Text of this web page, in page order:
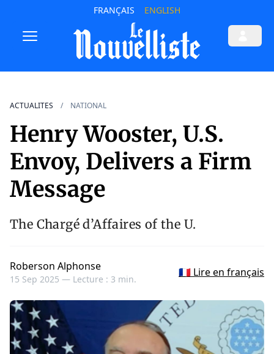
FRANÇAIS ENGLISH
ACTUALITES NATIONAL
Henry Wooster, U.S.
Envoy, Delivers a Firm
Message
The Chargé d’Affaires of the U.
Roberson Alphonse
15 Sep 2025 — Lecture : 3 min.
🇫🇷 Lire en français